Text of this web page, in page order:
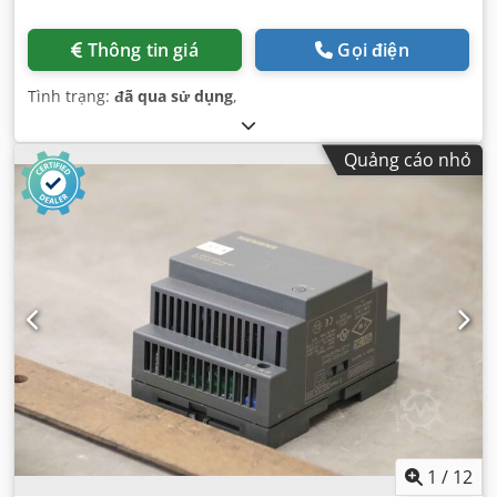
Thông tin giá Gọi điện
Tình trạng: đã qua sử dụng,
Quảng cáo nhỏ
1 / 12